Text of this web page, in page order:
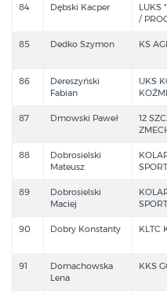
84 Dębski Kacper
LUKS
/
85 Dedko Szymon KS
86
Dereszyński
Fabian
UKS
87 Dmowski Paweł
12
88
Dobrosielski
Mateusz
89
Dobrosielski
Maciej
90 Dobry Konstanty KLTC
91
Domachowska
Lena
KKS